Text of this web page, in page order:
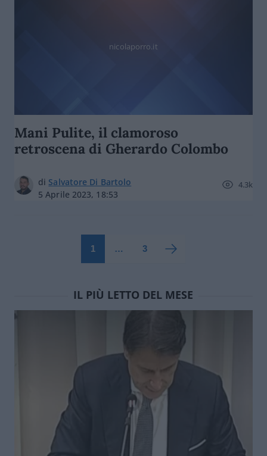
nicolaporro.it
Mani Pulite, il clamoroso
retroscena di Gherardo Colombo
di Salvatore Di Bartolo
5 Aprile 2023, 18:53
4.3k
1 … 3
IL PIÙ LETTO DEL MESE